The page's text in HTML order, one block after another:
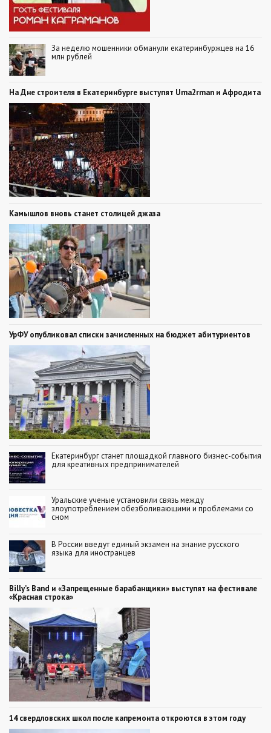
За неделю мошенники обманули екатеринбуржцев на 16
млн рублей
На Дне строителя в Екатеринбурге выступят Uma2rman и Афродита
Камышлов вновь станет столицей джаза
УрФУ опубликовал списки зачисленных на бюджет абитуриентов
Екатеринбург станет площадкой главного бизнес-события
для креативных предпринимателей
Уральские ученые установили связь между
злоупотреблением обезболивающими и проблемами со
сном
В России введут единый экзамен на знание русского
языка для иностранцев
Billy’s Band и «Запрещенные барабанщики» выступят на фестивале
«Красная строка»
14 свердловских школ после капремонта откроются в этом году